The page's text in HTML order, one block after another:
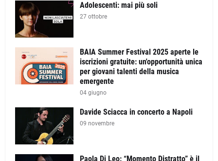
Adolescenti: mai più soli
27 ottobre
BAIA Summer Festival 2025 aperte le
iscrizioni gratuite: un'opportunità unica
per giovani talenti della musica
emergente
04 giugno
Davide Sciacca in concerto a Napoli
09 novembre
Paola Di Leo: “Momento Distratto” è il